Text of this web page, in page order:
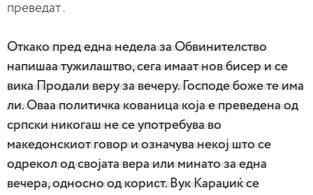
преведат .
Откако пред една недела за Обвинителство
напишаа тужилаштво, сега имаат нов бисер и се
вика Продали веру за вечеру.Господе боже те има
ли. Оваа политичка кованица која е преведена од
српски никогаш не се употребува во
македонскиот говор и означува некој што се
одрекол од својата вера или минато за една
вечера, односно од корист. Вук Караџиќ се